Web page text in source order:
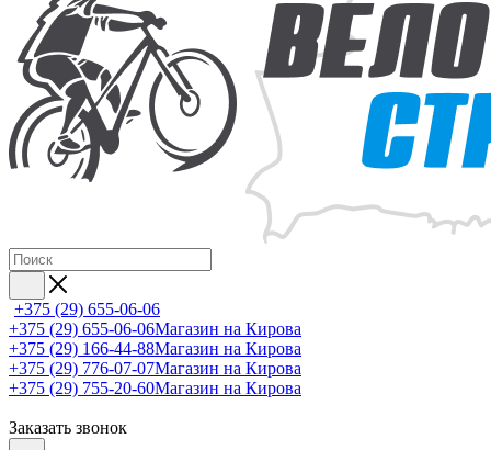
+375 (29) 655-06-06
+375 (29) 655-06-06Магазин на Кирова
+375 (29) 166-44-88Магазин на Кирова
+375 (29) 776-07-07Магазин на Кирова
+375 (29) 755-20-60Магазин на Кирова
Заказать звонок